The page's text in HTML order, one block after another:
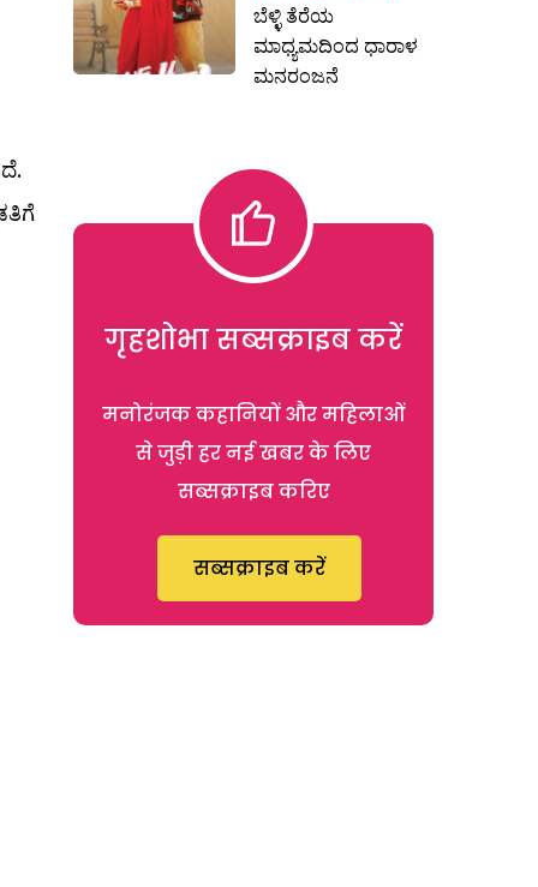
ಬೆಳ್ಳಿ ತೆರೆಯ
ಮಾಧ್ಯಮದಿಂದ ಧಾರಾಳ
ಮನರಂಜನೆ
गृहशोभा सब्सक्राइब करें
मनोरंजक कहानियों और महिलाओं
से जुड़ी हर नई खबर के लिए
सब्सक्राइब करिए
सब्सक्राइब करें